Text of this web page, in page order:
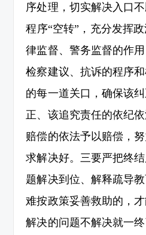
序处理，切实解决入口
程序“空转”，充分发挥
律监督、警务监督的作
检察建议、抗诉的程序
的每一道关口，确保该
正、该追究责任的依纪
赔偿的依法予以赔偿，
求解决好。三要严把终
题解决到位、解释疏导
难按政策妥善救助的，
解决的问题不解决就一